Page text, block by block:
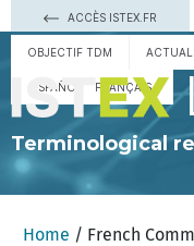
ACCÈS ISTEX.FR
OBJECTIF TDM
ESPAÑOL FRANÇAIS
Terminological
Home / French